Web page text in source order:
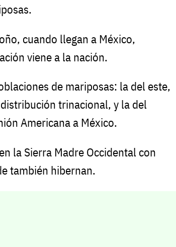
cuando llegan a México,
viene a la nación.
de mariposas: la del este,
trinacional, y la del
Americana a México.
la Sierra Madre Occidental con
también hibernan.